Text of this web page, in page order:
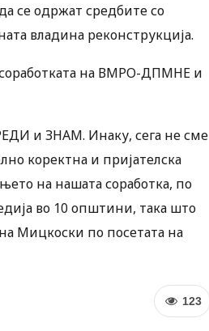
се одржат средбите со
владина реконструкција.
на ВМРО-ДПМНЕ и
и ЗНАМ. Инаку, сега не сме
коректна и пријателска
на нашата соработка, по
во 10 општини, така што
Мицкоски по посетата на
123